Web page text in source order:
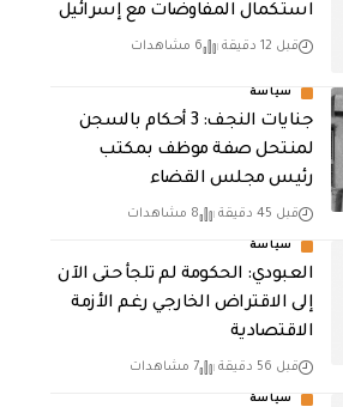
استكمال المفاوضات مع إسرائيل
قبل 12 دقيقة 6 مشاهدات
سياسة
جنايات النجف: 3 أحكام بالسجن
لمنتحل صفة موظف بمكتب
رئيس مجلس القضاء
قبل 45 دقيقة 8 مشاهدات
سياسة
العبودي: الحكومة لم تلجأ حتى الآن
إلى الاقتراض الخارجي رغم الأزمة
الاقتصادية
قبل 56 دقيقة 7 مشاهدات
سياسة